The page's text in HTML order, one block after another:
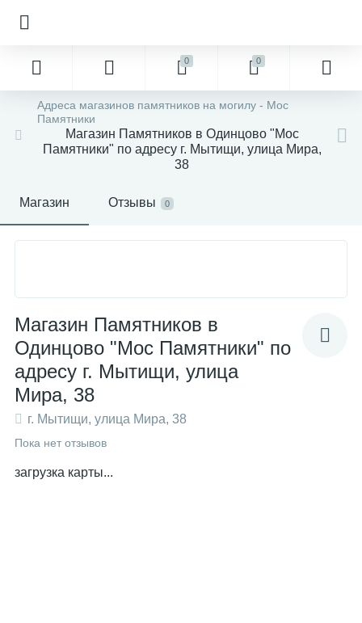
0 0
Адреса магазинов памятников на могилу - Мос
Памятники
Магазин Памятников в Одинцово "Мос
Памятники" по адресу г. Мытищи, улица Мира,
38
Магазин Отзывы 0
Магазин Памятников в
Одинцово "Мос Памятники" по
адресу г. Мытищи, улица
Мира, 38
г. Мытищи, улица Мира, 38
Пока нет отзывов
загрузка карты...